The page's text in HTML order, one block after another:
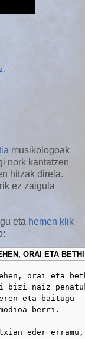
musikologoak
nork kantatzen
hitzak direla.
ez zaigula
eta hemen klik
ORAI ETA BETHI
orai eta
bizi naiz
eta baitugu
berri.
eder erramu,